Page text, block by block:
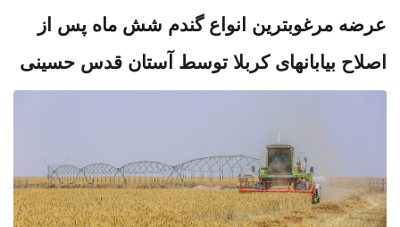
عرضه مرغوبترین انواع گندم شش ماه پس از
اصلاح بیابانهای کربلا توسط آستان قدس حسینی